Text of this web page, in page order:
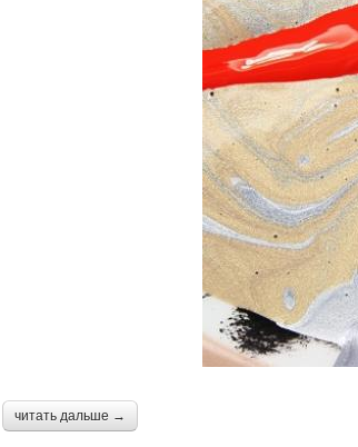
читать дальше →